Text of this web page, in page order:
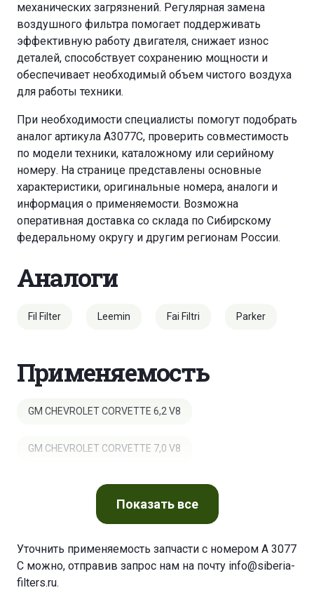
механических загрязнений. Регулярная замена
воздушного фильтра помогает поддерживать
эффективную работу двигателя, снижает износ
деталей, способствует сохранению мощности и
обеспечивает необходимый объем чистого воздуха
для работы техники.
При необходимости специалисты помогут подобрать
аналог артикула A3077C, проверить совместимость
по модели техники, каталожному или серийному
номеру. На странице представлены основные
характеристики, оригинальные номера, аналоги и
информация о применяемости. Возможна
оперативная доставка со склада по Сибирскому
федеральному округу и другим регионам России.
Аналоги
Fil Filter Leemin Fai Filtri Parker
Применяемость
GM CHEVROLET CORVETTE 6,2 V8
GM CHEVROLET CORVETTE 7,0 V8
Показатьвсе
Уточнить применяемость запчасти с номером A 3077
C можно, отправив запрос нам на почту info@siberia-
filters.ru.